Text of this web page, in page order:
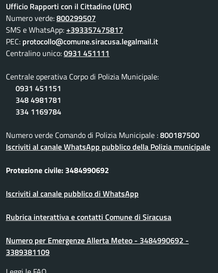
Ufficio Rapporti con il Cittadino (URC)
Numero verde:800299507
SMS e WhatsApp:+393357475817
PEC: protocollo@comune.siracusa.legalmail.it
Centralino unico:0931 451111
Centrale operativa Corpo di Polizia Municipale:
0931 451151
348 4981781
334 1169784
Numero verde Comando di Polizia Municipale :800187500
Iscriviti al canale WhatsApp pubblico della Polizia municipale
Protezione civile: 3484990692
Iscriviti al canale pubblico di WhatsApp
Rubrica interattiva e contatti Comune di Siracusa
Numero per Emergenze Allerta Meteo - 3484990692 -
3389381109